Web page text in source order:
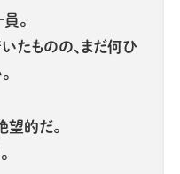
。
たものの、まだ何ひ
的だ。